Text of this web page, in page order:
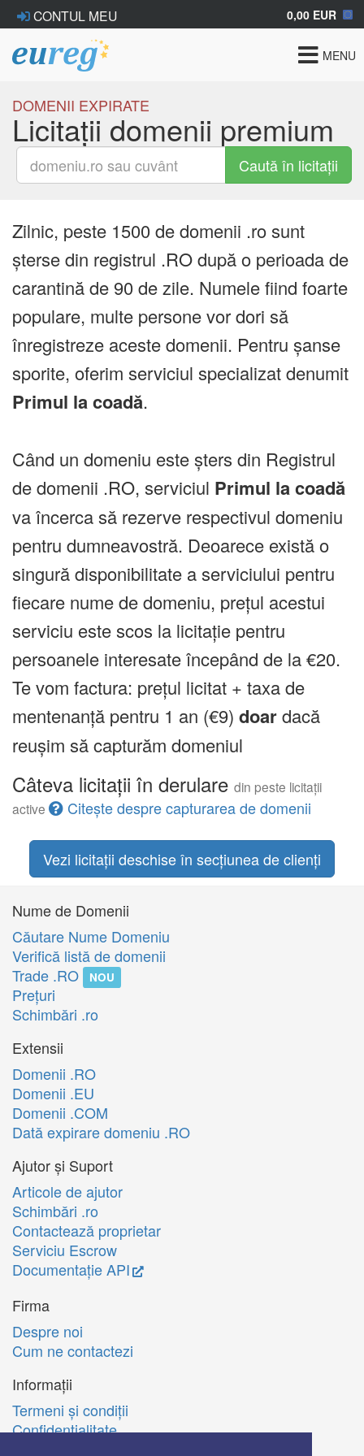
CONTUL MEU 0,00 EUR
Toggle
MENU
DOMENII EXPIRATE
Licitații domenii premium
Caută în licitații
Zilnic, peste 1500 de domenii .ro sunt
șterse din registrul .RO după o perioada de
carantină de 90 de zile. Numele fiind foarte
populare, multe persone vor dori să
înregistreze aceste domenii. Pentru șanse
sporite, oferim serviciul specializat denumit
Primul la coadă.
Când un domeniu este șters din Registrul
de domenii .RO, serviciul Primul la coadă
va încerca să rezerve respectivul domeniu
pentru dumneavostră. Deoarece există o
singură disponibilitate a serviciului pentru
fiecare nume de domeniu, prețul acestui
serviciu este scos la licitație pentru
persoanele interesate începând de la €20.
Te vom factura: prețul licitat + taxa de
mentenanță pentru 1 an (€9) doardacă
reușim să capturăm domeniul
Câteva licitații în derulare din peste licitații
active
Citește despre capturarea de domenii
Vezi licitații deschise în secțiunea de clienți
Nume de Domenii
Căutare Nume Domeniu
Verifică listă de domenii
Trade .RO
NOU
Preţuri
Schimbări .ro
Extensii
Domenii .RO
Domenii .EU
Domenii .COM
Dată expirare domeniu .RO
Ajutor și Suport
Articole de ajutor
Schimbări .ro
Contactează proprietar
Serviciu Escrow
Documentație API
Firma
Despre noi
Cum ne contactezi
Informații
Termeni şi condiţii
Confidenţialitate